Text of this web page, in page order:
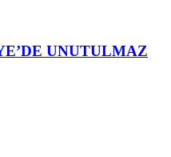
UNUTULMAZ